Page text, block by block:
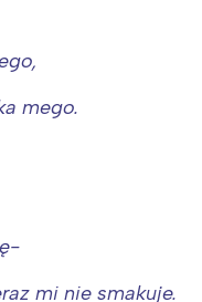
mego.
mi nie smakuje.